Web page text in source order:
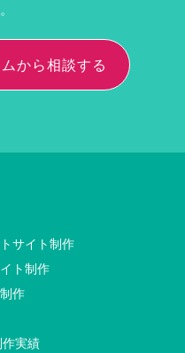
から相談する
サイト制作
ト制作
作
作実績